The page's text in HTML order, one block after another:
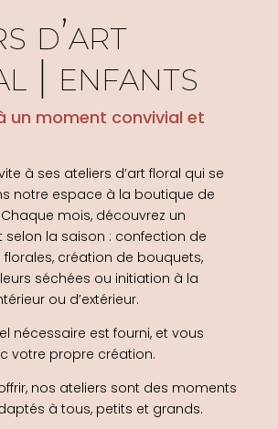
d’art
| enfants
un moment convivial et
à ses ateliers d’art floral qui se
notre espace à la boutique de
mois, découvrez un
selon la saison : confection de
création de bouquets,
séchées ou initiation à la
ou d’extérieur.
nécessaire est fourni, et vous
votre propre création.
nos ateliers sont des moments
à tous, petits et grands.